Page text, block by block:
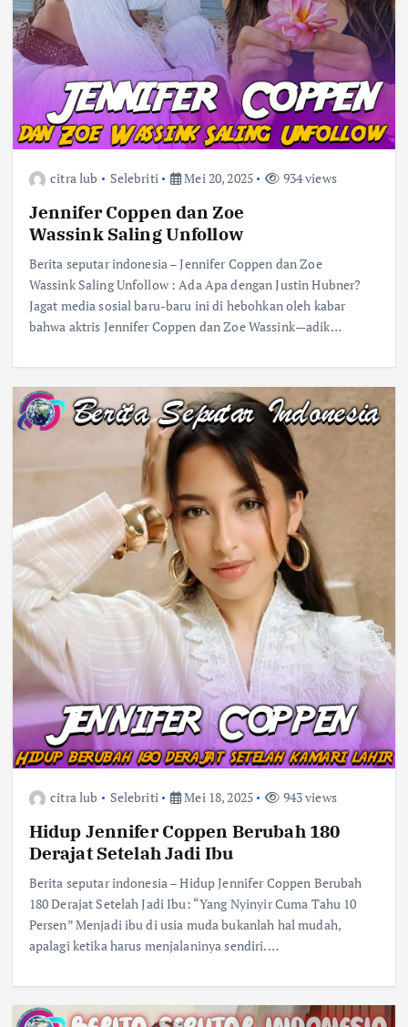
citra lub Selebriti Mei 20, 2025 934 views
Jennifer Coppen dan Zoe
Wassink Saling Unfollow
Berita seputar indonesia – Jennifer Coppen dan Zoe
Wassink Saling Unfollow : Ada Apa dengan Justin Hubner?
Jagat media sosial baru-baru ini di hebohkan oleh kabar
bahwa aktris Jennifer Coppen dan Zoe Wassink—adik…
citra lub Selebriti Mei 18, 2025 943 views
Hidup Jennifer Coppen Berubah 180
Derajat Setelah Jadi Ibu
Berita seputar indonesia – Hidup Jennifer Coppen Berubah
180 Derajat Setelah Jadi Ibu: “Yang Nyinyir Cuma Tahu 10
Persen” Menjadi ibu di usia muda bukanlah hal mudah,
apalagi ketika harus menjalaninya sendiri.…